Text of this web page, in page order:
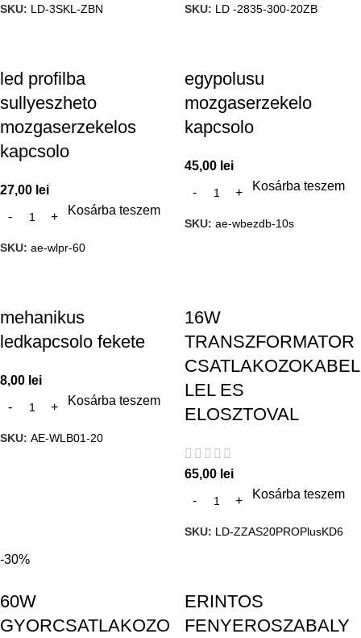
SKU: LD-3SKL-ZBN SKU: LD -2835-300-20ZB
led profilba
sullyeszheto
mozgaserzekelos
kapcsolo
27,00 lei
Kosárba teszem
SKU: ae-wlpr-60
egypolusu
mozgaserzekelo
kapcsolo
45,00 lei
Kosárba teszem
SKU: ae-wbezdb-10s
mehanikus
ledkapcsolo fekete
8,00 lei
Kosárba teszem
SKU: AE-WLB01-20
16W
TRANSZFORMATOR
CSATLAKOZOKABEL
LEL ES
ELOSZTOVAL
65,00 lei
Kosárba teszem
SKU: LD-ZZAS20PROPlusKD6
-30%
60W
GYORCSATLAKOZO
ERINTOS
FENYEROSZABALY